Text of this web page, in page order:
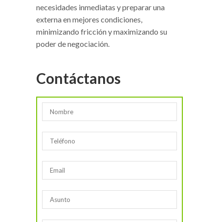
necesidades inmediatas y preparar una
externa en mejores condiciones,
minimizando fricción y maximizando su
poder de negociación.
Contáctanos